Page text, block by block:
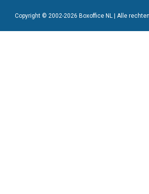
Copyright © 2002-2026 Boxoffice NL | Alle